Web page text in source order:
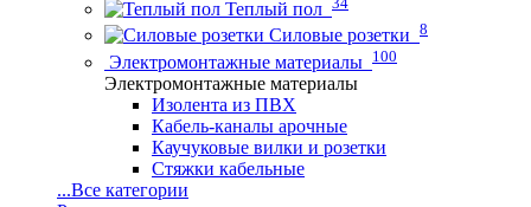
Теплый пол
Силовые розетки 8
Электромонтажные материалы 100
Электромонтажные материалы
Изолента из ПВХ
Кабель-каналы арочные
Каучуковые вилки и розетки
Стяжки кабельные
...Все категории